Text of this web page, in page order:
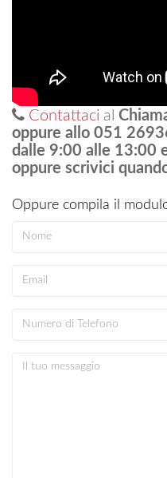
Contattaci al
oppure allo 051
dalle 9:00 alle 13:00
oppure scrivici
Oppure compila il